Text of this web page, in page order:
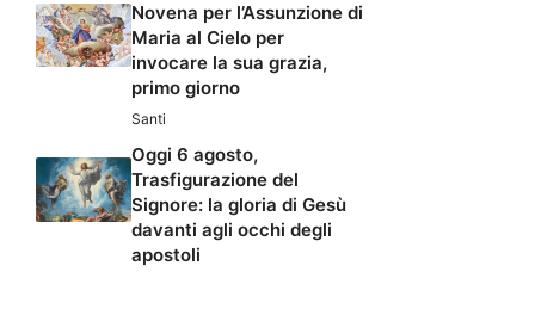
Novena per l’Assunzione di
Maria al Cielo per
invocare la sua grazia,
primo giorno
Santi
Oggi 6 agosto,
Trasfigurazione del
Signore: la gloria di Gesù
davanti agli occhi degli
apostoli